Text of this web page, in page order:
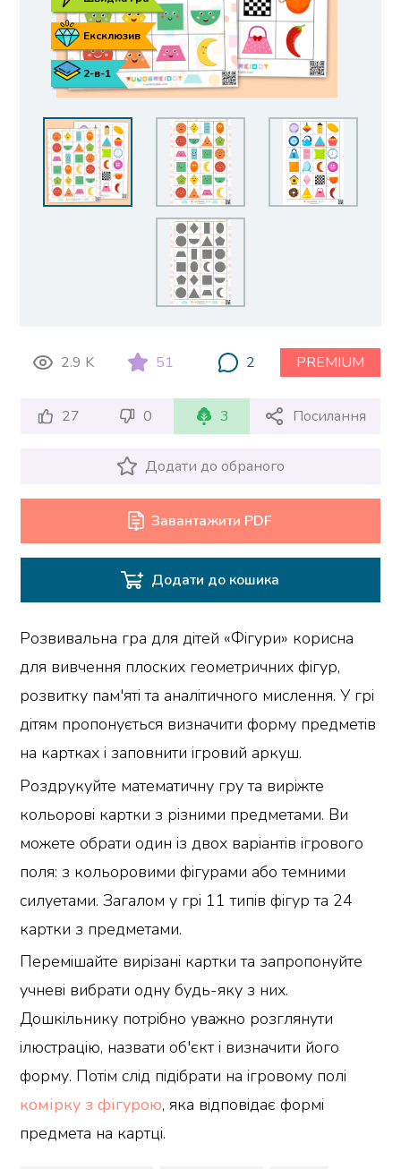
2-в-1
Ексклюзив
2.9 K 51 2 PREMIUM
27 0 3 Посилання
Додати до обраного
Завантажити PDF
Додати до кошика
Розвивальна гра для дітей «Фігури» корисна
для вивчення плоских геометричних фігур,
розвитку пам'яті та аналітичного мислення. У грі
дітям пропонується визначити форму предметів
на картках і заповнити ігровий аркуш.
Роздрукуйте математичну гру та виріжте
кольорові картки з різними предметами. Ви
можете обрати один із двох варіантів ігрового
поля: з кольоровими фігурами або темними
силуетами. Загалом у грі 11 типів фігур та 24
картки з предметами.
Перемішайте вирізані картки та запропонуйте
учневі вибрати одну будь-яку з них.
Дошкільнику потрібно уважно розглянути
ілюстрацію, назвати об'єкт і визначити його
форму. Потім слід підібрати на ігровому полі
комірку з фігурою, яка відповідає формі
предмета на картці.